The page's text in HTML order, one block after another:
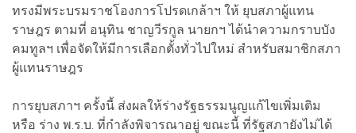
ทรงมีพระบรมราชโองการโปรดเกล้าฯ ให้ ยุบสภาผู้แทน
ราษฎร ตามที่ อนุทิน ชาญวีรกูล นายกฯ ได้นำความกราบบัง
คมทูลฯ เพื่อจัดให้มีการเลือกตั้งทั่วไปใหม่ สำหรับสมาชิกสภา
ผู้แทนราษฎร
การยุบสภาฯ ครั้งนี้ ส่งผลให้ร่างรัฐธรรมนูญแก้ไขเพิ่มเติม
หรือ ร่าง พ.ร.บ. ที่กำลังพิจารณาอยู่ ขณะนี้ ที่รัฐสภายังไม่ได้